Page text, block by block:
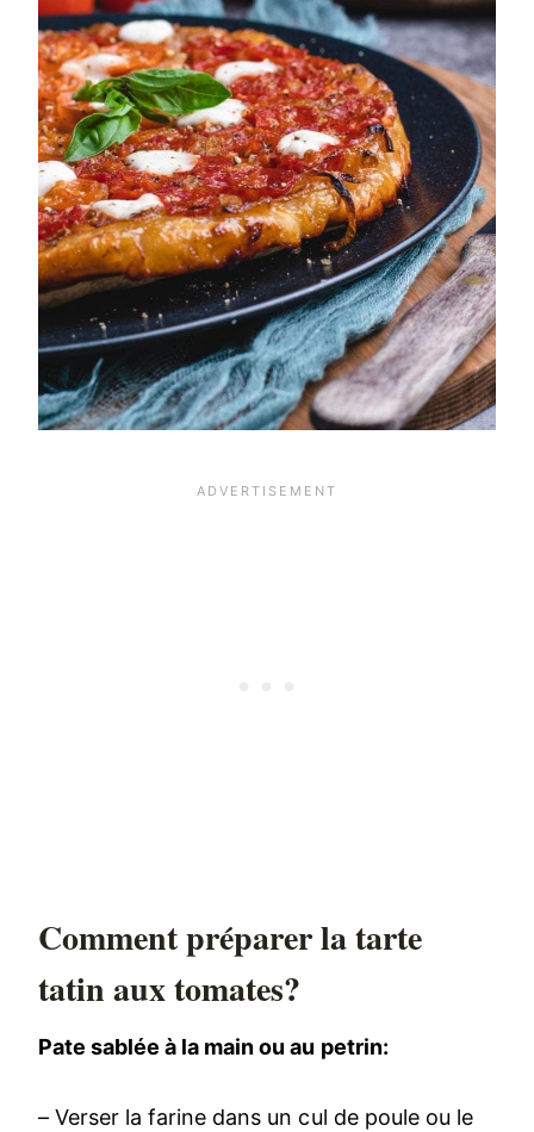
Comment préparer la tarte
tatin aux tomates?
Pate sablée à la main ou au petrin:
– Verser la farine dans un cul de poule ou le